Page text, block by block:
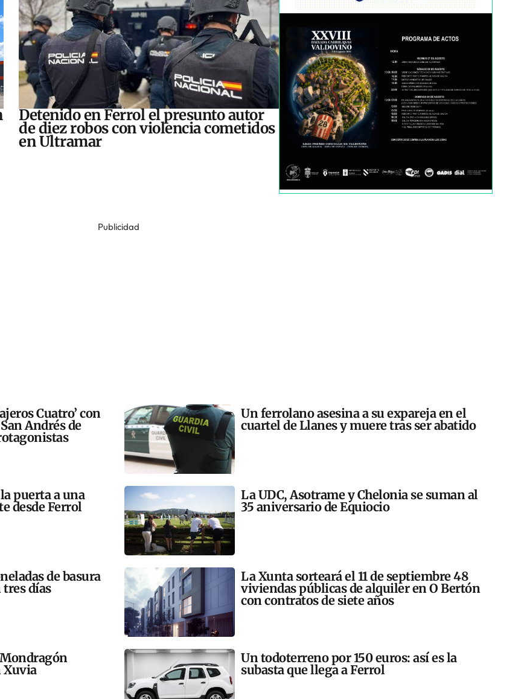
Detenido en Ferrol el presunto autor
de diez robos con violencia cometidos
en Ultramar
Publicidad
Cuatro’ con
Andrés de
Un ferrolano asesina a su expareja en el
cuartel de Llanes y muere tras ser abatido
puerta a una
desde Ferrol
La UDC, Asotrame y Chelonia se suman al
35 aniversario de Equiocio
de basura
tres días
La Xunta sorteará el 11 de septiembre 48
viviendas públicas de alquiler en O Bertón
con contratos de siete años
Xuvia
Un todoterreno por 150 euros: así es la
subasta que llega a Ferrol